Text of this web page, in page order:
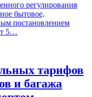
регулирования
бытовое,
постановлением
5…
тарифов
и багажа